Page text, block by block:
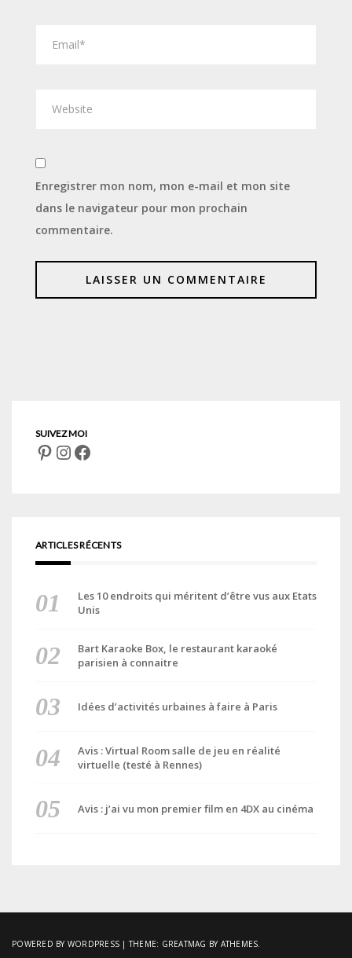
Enregistrer mon nom, mon e-mail et mon site
dans le navigateur pour mon prochain
commentaire.
Pinterest
Instagram
Facebook
ARTICLES RÉCENTS
Les 10 endroits qui méritent d’être vus aux Etats
Unis
Bart Karaoke Box, le restaurant karaoké
parisien à connaitre
Idées d’activités urbaines à faire à Paris
Avis : Virtual Room salle de jeu en réalité
virtuelle (testé à Rennes)
Avis : j’ai vu mon premier film en 4DX au cinéma
POWERED BY WORDPRESS |THEME: GREATMAG BY ATHEMES.